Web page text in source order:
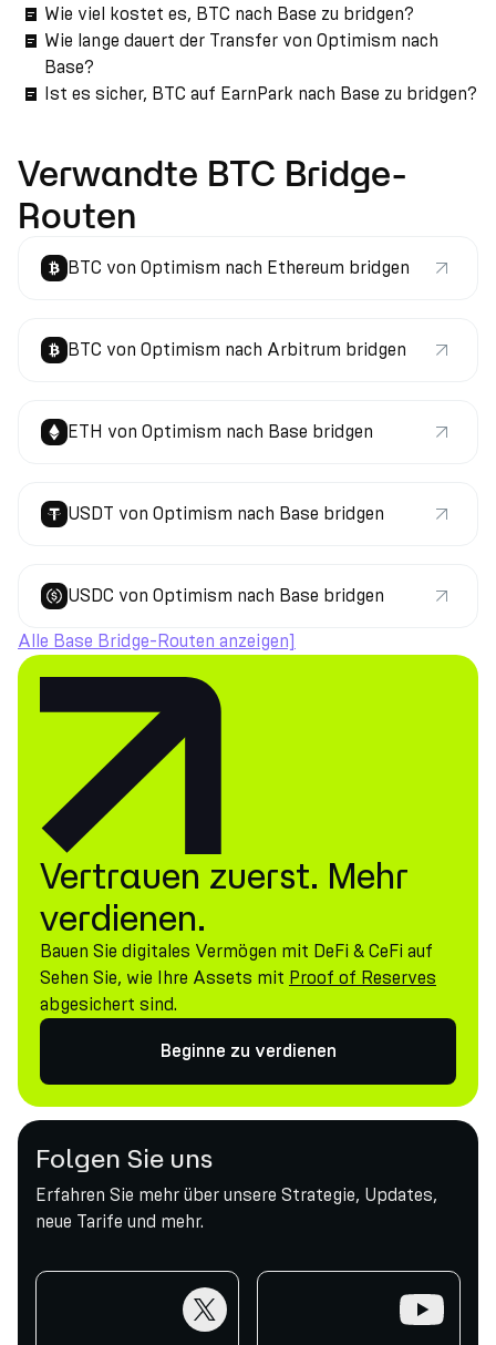
Wie viel kostet es, BTC nach Base zu bridgen?
Wie lange dauert der Transfer von Optimism nach
Base?
Ist es sicher, BTC auf EarnPark nach Base zu bridgen?
Verwandte BTC Bridge-
Routen
BTC von Optimism nach Ethereum bridgen
BTC von Optimism nach Arbitrum bridgen
ETH von Optimism nach Base bridgen
USDT von Optimism nach Base bridgen
USDC von Optimism nach Base bridgen
Alle Base Bridge-Routen anzeigen]
Vertrauen zuerst. Mehr
verdienen.
Bauen Sie digitales Vermögen mit DeFi & CeFi auf
Sehen Sie, wie Ihre Assets mit Proof of Reserves
abgesichert sind.
Beginne zu verdienen
Folgen Sie uns
Erfahren Sie mehr über unsere Strategie, Updates,
neue Tarife und mehr.